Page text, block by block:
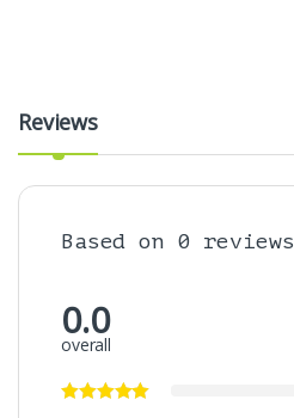
Reviews
Based on 0 reviews
0.0
overall